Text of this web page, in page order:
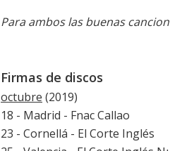
Para ambos las buenas
Firmas de discos
octubre (2019)
18 - Madrid - Fnac Callao
23 - Cornellá - El Corte Inglés